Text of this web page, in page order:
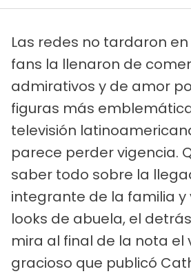
Las redes no tardaron
fans la llenaron de
admirativos y de amor
figuras más
televisión
parece perder vigencia.
saber todo sobre la
integrante de la familia y
looks de abuela, el
mira al final de la nota el
gracioso que publicó